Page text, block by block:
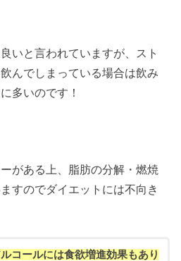
いと言われていますが、スト
んでしまっている場合は飲み
多いのです！
がある上、脂肪の分解・燃焼
すのでダイエットには不向き
コールには食欲増進効果もあり